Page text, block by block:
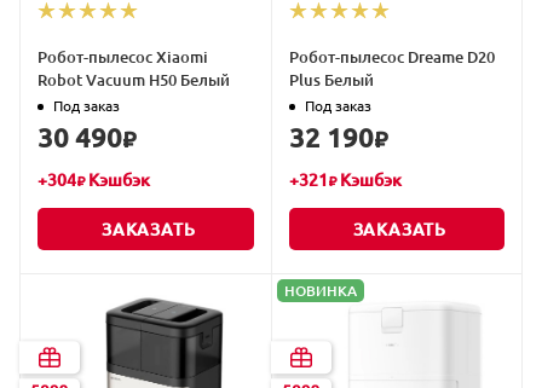
Робот-пылесос Xiaomi
Robot Vacuum H50 Белый
Под заказ
30 490₽
+304₽Кэшбэк
ЗАКАЗАТЬ
Робот-пылесос Dreame D20
Plus Белый
Под заказ
32 190₽
+321₽Кэшбэк
ЗАКАЗАТЬ
НОВИНКА